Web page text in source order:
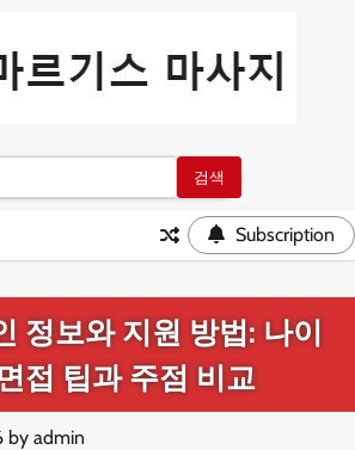
Subscription
정보와 지원 방법: 나이
접 팁과 주점 비교
by admin